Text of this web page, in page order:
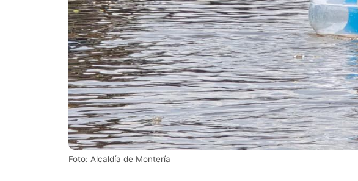
Foto: Alcaldía de Montería